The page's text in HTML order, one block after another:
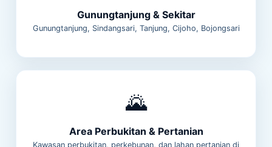
Gunungtanjung & Sekitar
Gunungtanjung, Sindangsari, Tanjung, Cijoho, Bojongsari
🌄
Area Perbukitan & Pertanian
Kawasan perbukitan, perkebunan, dan lahan pertanian di